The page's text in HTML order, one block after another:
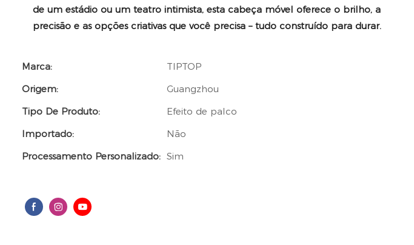
de um estádio ou um teatro intimista, esta cabeça móvel oferece o brilho, a
precisão e as opções criativas que você precisa – tudo construído para durar.
Marca:
TIPTOP
Origem:
Guangzhou
Tipo De Produto:
Efeito de palco
Importado:
Não
Processamento Personalizado: Sim